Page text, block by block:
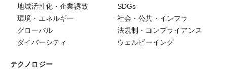
地域活性化・企業誘致
SDGs
環境・エネルギー
社会・公共・インフラ
グローバル
法規制・コンプライアンス
ダイバーシティ
ウェルビーイング
テクノロジー